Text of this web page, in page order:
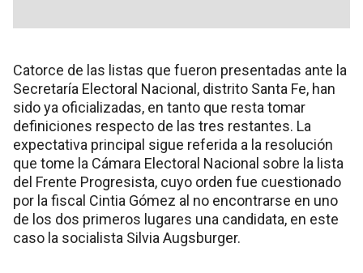
Catorce de las listas que fueron presentadas ante la
Secretaría Electoral Nacional, distrito Santa Fe, han
sido ya oficializadas, en tanto que resta tomar
definiciones respecto de las tres restantes. La
expectativa principal sigue referida a la resolución
que tome la Cámara Electoral Nacional sobre la lista
del Frente Progresista, cuyo orden fue cuestionado
por la fiscal Cintia Gómez al no encontrarse en uno
de los dos primeros lugares una candidata, en este
caso la socialista Silvia Augsburger.